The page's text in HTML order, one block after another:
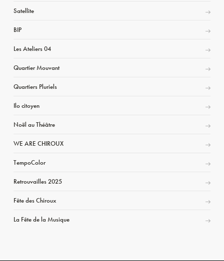
Satellite
BIP
Les Ateliers 04
Quartier Mouvant
Quartiers Pluriels
Ilo citoyen
Noël au Théâtre
WE ARE CHIROUX
TempoColor
Retrouvailles 2025
Fête des Chiroux
La Fête de la Musique